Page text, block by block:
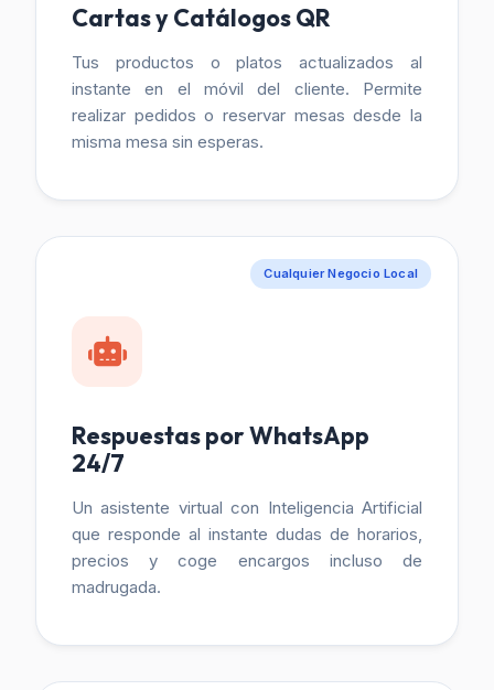
Cartas y Catálogos QR
Tus productos o platos actualizados al
instante en el móvil del cliente. Permite
realizar pedidos o reservar mesas desde la
misma mesa sin esperas.
Cualquier Negocio Local
Respuestas por WhatsApp
24/7
Un asistente virtual con Inteligencia Artificial
que responde al instante dudas de horarios,
precios y coge encargos incluso de
madrugada.